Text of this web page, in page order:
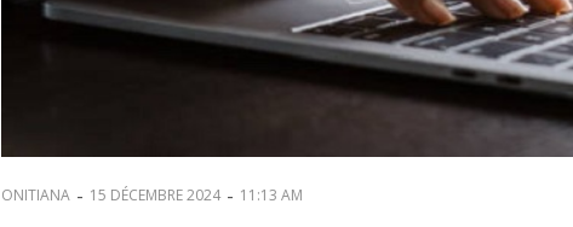
ONITIANA - 15 DÉCEMBRE 2024 - 11:13 AM